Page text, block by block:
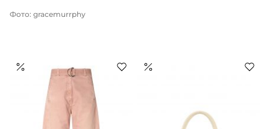
Фото: gracemurrphy